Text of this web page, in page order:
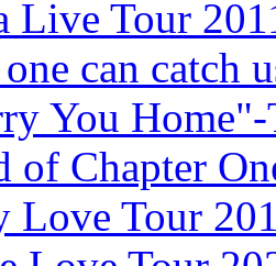
Live Tour
can catch
You
of Chapter
Love Tour